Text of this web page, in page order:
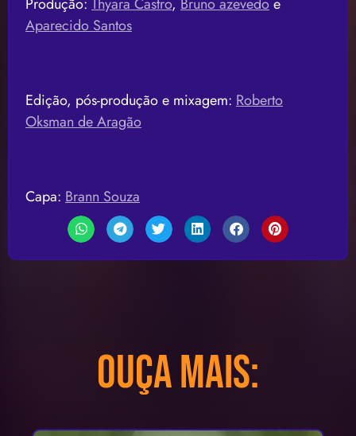
Aparecido Santos
Edição, pós-produção e mixagem: Roberto
Oksman de Aragão
Capa: Brann Souza
Ouça mais: